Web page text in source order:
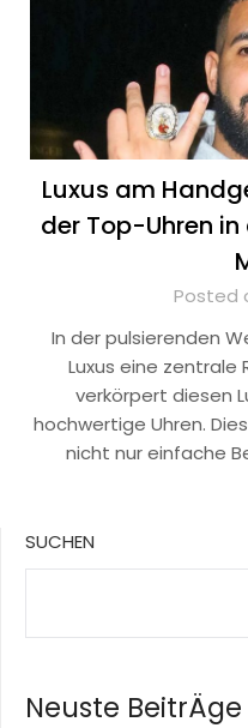
Luxus am
der Top-Uhren
Posted
In der pulsierenden
Luxus eine zentrale
verkörpert diesen
hochwertige Uhren.
nicht nur einfache
SUCHEN
Neuste BeitrÄge